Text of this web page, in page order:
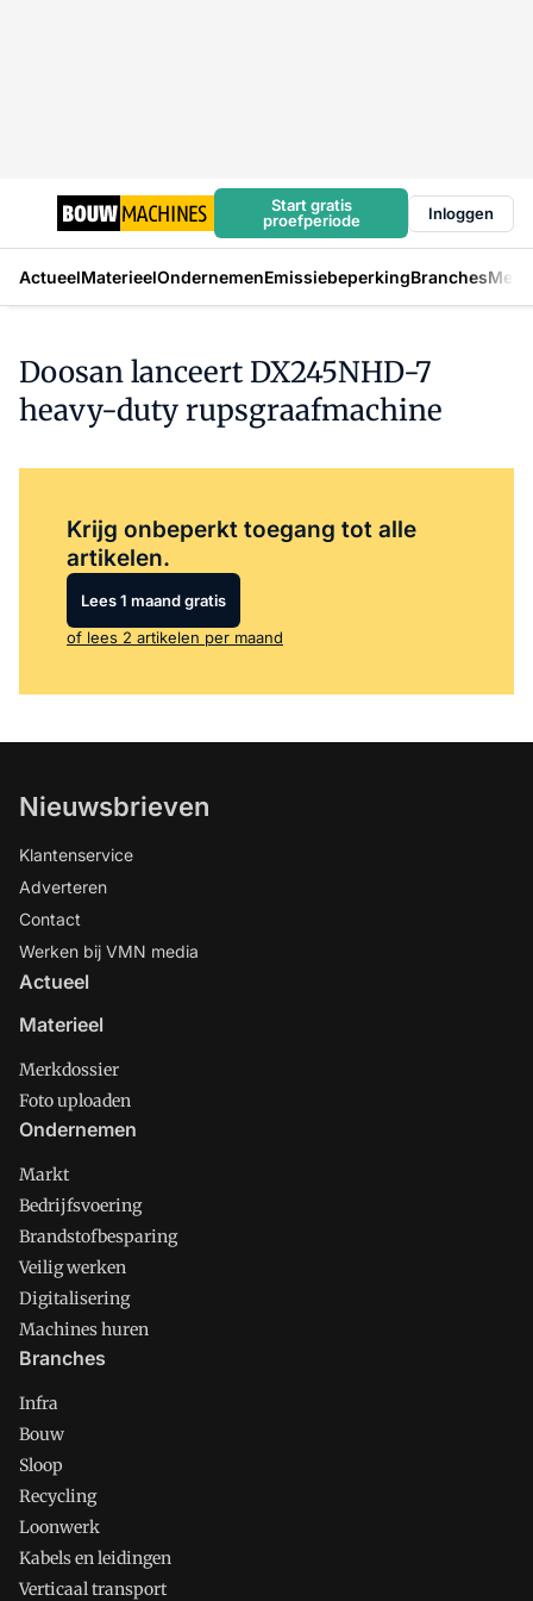
Start gratis
proefperiode
Inloggen
ActueelMaterieelOndernemenEmissiebeperkingBranches
Doosan lanceert DX245NHD-7
heavy-duty rupsgraafmachine
Krijg onbeperkt toegang tot alle
artikelen.
Lees 1 maand gratis
of lees 2 artikelen per maand
Nieuwsbrieven
Klantenservice
Adverteren
Contact
Werken bij VMN media
Actueel
Materieel
Merkdossier
Foto uploaden
Ondernemen
Markt
Bedrijfsvoering
Brandstofbesparing
Veilig werken
Digitalisering
Machines huren
Branches
Infra
Bouw
Sloop
Recycling
Loonwerk
Kabels en leidingen
Verticaal transport